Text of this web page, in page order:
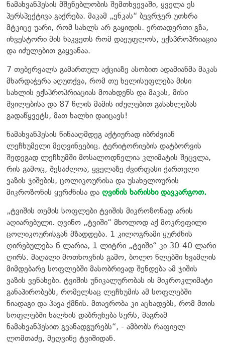
ნამახვანჰესის მშენებლობის შემთხვევაში, ყველა ეს
პერსპექტივა გაქრება. მაკამ „ენკას“ ბევრჯერ უთხრა
მტკიცე უარი, რომ სახლს არ გაყიდის. ერთადერთი გზა,
ინვესტორი მის ნაკვეთს რომ დაეუფლოს, ექსპროპრიაცია
და იძულებით გაყვანაა.
7 თებერვალს გამართულ აქციაზე ასობით ადამიანმა მაკას
მხარდაჭერა აღუთქვა, რომ თუ ხელისუფლება მისი
სახლის ექსპროპრიაციას მოახდენს და მაკას, მისი
შვილებისა და 87 წლის მამის იძულებით გასახლებას
გადაწყვეტს, მათ ხალხი დაიცავს!
ნამახვანჰესის წინააღმდეგ აქტიურად იბრძვიან
ლეჩხუმელი მეღვინეებიც. ტერიტორიების დატბორვის
შედეგად ლეჩხუმში მოსალოდნელია კლიმატის შეცვლა,
რის გამოც, შესაძლოა, ყველაზე ძვირფასი ქართული
ვაზის ჯიშების, ცოლიკოურისა და უსახელოურის
მიკროზონის ყურძნისა და ღვინის ხარისხი დავკარგოთ.
„ტვიშის თემის სოფლები ტვიშის მიკროზონად არის
აღიარებული. ღვინო „ტვიში“ მხოლოდ აქ მოკრეფილი
ცოლიკოურისგან მზადდება. 1 კილოგრამი ყურძნის
ღირებულება 6 ლარია, 1 ლიტრი „ტვიში“ კი 30-40 ლარი
ღირს. მაღალი მოთხოვნის გამო, ბოლო წლებში ხვამლის
მიმდებარე სოფლებში მასობრივად შენდება ამ ჯიშის
ვაზის ვენახები. ტვიშის უნიკალურობას ის მიკროკლიმატი
განაპირობებს, რომელსაც ლეჩხუმის ამ სოფლებში
ნიადაგი და ჰავა ქმნის. მთავრობა კი აცხადებს, რომ მთის
სოფლებში ხალხის დაბრუნება სურს, მაგრამ
ნამახვანჰესით გვანადგურებს“, - ამბობს რაფიელ
ლომთაძე, მეღვინე ტვიშიდან.